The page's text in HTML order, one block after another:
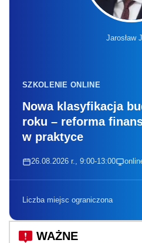
Jarosław
SZKOLENIE ONLINE
Nowa klasyfikacja
roku – reforma
w praktyce
26.08.2026 r., 9:00-13:00
Liczba miejsc ograniczona